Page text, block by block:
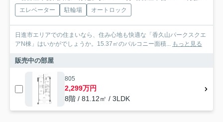
エレベーター 駐輪場 オートロック
日進市エリアでの住まいなら、住み心地も快適な「香久山パークスクエ
アN棟」はいかがでしょうか。15.37㎡のバルコニー面積... もっと見る
販売中の部屋
805
2,299万円
8階 / 81.12㎡ / 3LDK